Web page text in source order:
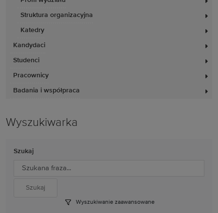
Struktura organizacyjna
Katedry
Kandydaci
Studenci
Pracownicy
Badania i współpraca
Wyszukiwarka
Szukaj
Wyszukiwanie zaawansowane